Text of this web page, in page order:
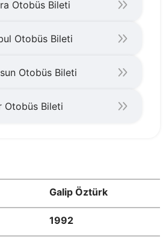
Otobüs Bileti
Otobüs Bileti
Otobüs Bileti
Otobüs Bileti
Galip Öztürk
1992